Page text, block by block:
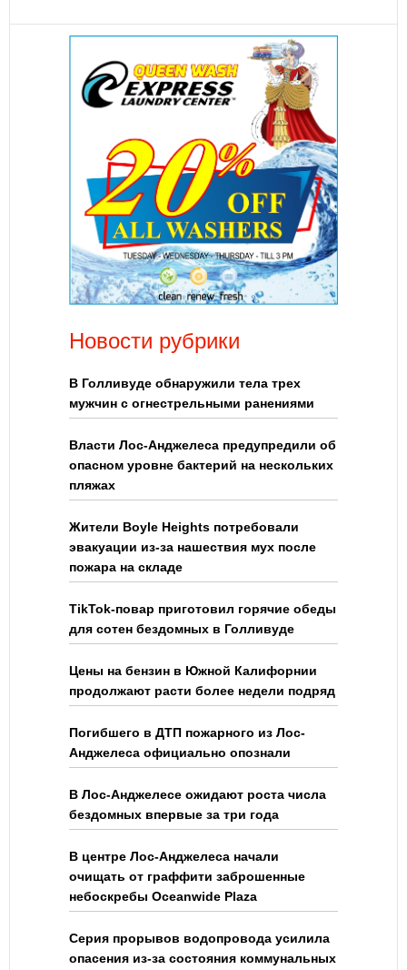
Новости рубрики
В Голливуде обнаружили тела трех
мужчин с огнестрельными ранениями
Власти Лос-Анджелеса предупредили об
опасном уровне бактерий на нескольких
пляжах
Жители Boyle Heights потребовали
эвакуации из-за нашествия мух после
пожара на складе
TikTok-повар приготовил горячие обеды
для сотен бездомных в Голливуде
Цены на бензин в Южной Калифорнии
продолжают расти более недели подряд
Погибшего в ДТП пожарного из Лос-
Анджелеса официально опознали
В Лос-Анджелесе ожидают роста числа
бездомных впервые за три года
В центре Лос-Анджелеса начали
очищать от граффити заброшенные
небоскребы Oceanwide Plaza
Серия прорывов водопровода усилила
опасения из-за состояния коммунальных